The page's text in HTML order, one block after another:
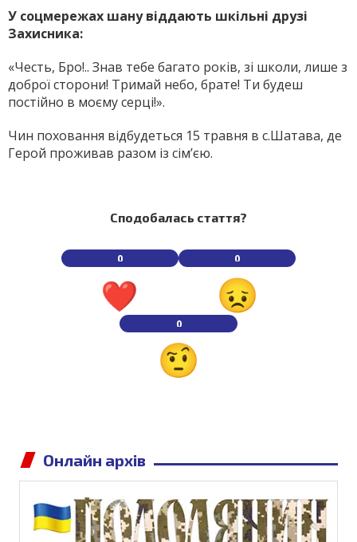
У соцмережах шану віддають шкільні друзі
Захисника:
«Честь, Бро!.. Знав тебе багато років, зі школи, лише з
доброї сторони! Тримай небо, брате! Ти будеш
постійно в моєму серці!».
Чин поховання відбудеться 15 травня в с.Шатава, де
Герой проживав разом із сім’єю.
Сподобалась стаття?
0 0
0
Онлайн архів